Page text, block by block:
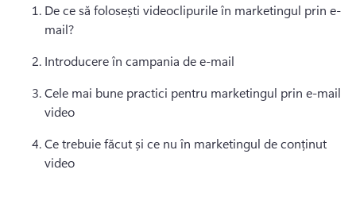
De ce să folosești videoclipurile în marketingul prin e-
mail?
Introducere în campania de e-mail
Cele mai bune practici pentru marketingul prin e-mail
video
Ce trebuie făcut și ce nu în marketingul de conținut
video